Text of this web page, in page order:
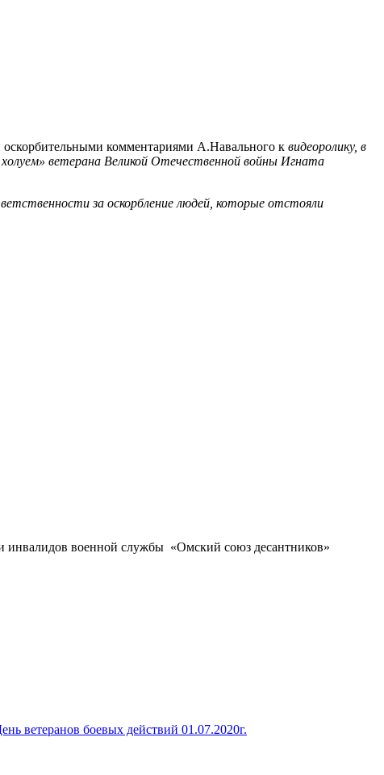
комментариями А.Навального к видеоролику, в
ветерана Великой Отечественной войны Игната
за оскорбление людей, которые отстояли
инвалидов военной службы «Омский союз десантников»
ветеранов боевых действий 01.07.2020г.